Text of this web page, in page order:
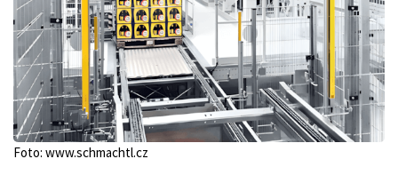
Foto: www.schmachtl.cz